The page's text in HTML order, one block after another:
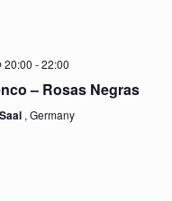
20:00 -22:00
– Rosas Negras
, Germany